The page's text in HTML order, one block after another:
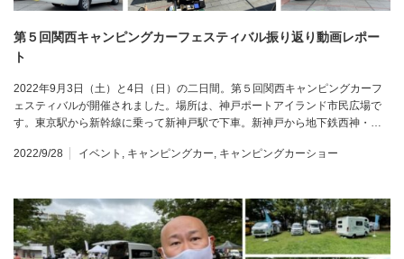
第５回関西キャンピングカーフェスティバル振り返り動画レポー
ト
2022年9月3日（土）と4日（日）の二日間。第５回関西キャンピングカーフ
ェスティバルが開催されました。場所は、神戸ポートアイランド市民広場で
す。東京駅から新幹線に乗って新神戸駅で下車。新神戸から地下鉄西神・…
2022/9/28 イベント , キャンピングカー, キャンピングカーショー